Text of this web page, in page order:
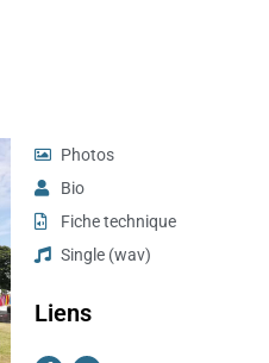
Photos
Bio
Fiche technique
Single (wav)
Liens